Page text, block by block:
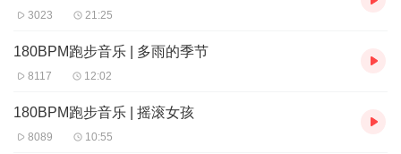
3023 21:25
180BPM跑步音乐 | 多雨的季节
8117 12:02
180BPM跑步音乐 | 摇滚女孩
8089 10:55